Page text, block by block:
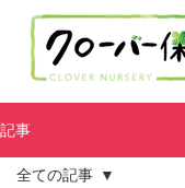
記事
全ての記事